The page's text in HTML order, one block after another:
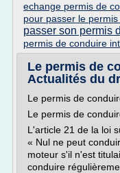
echange permis de
pour passer le
passer son permis
permis de conduire
Le permis de
Actualités du
Le permis de
Le permis de
L'article 21 de la loi
« Nul ne peut
moteur s'il n'est
conduire